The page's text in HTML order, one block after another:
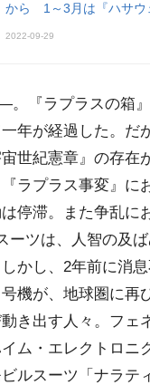
から 1～3月は『ハサウ
2022-09-29
。『ラプラスの箱
年が経過した。だ
宙世紀憲章』の存
ラプラス事変』に
停滞。また争乱に
ーツは、人智の及
かし、2年前に消
機が、地球圏に再
き出す人々。フェ
ム・エレクトロニ
ルスーツ「ナラテ